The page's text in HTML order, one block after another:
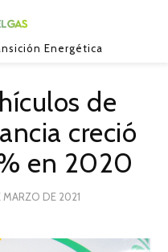
Energética
de
creció
en 2020
MARZO DE 2021
DE